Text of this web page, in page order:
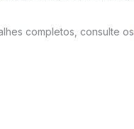
completos, consulte os